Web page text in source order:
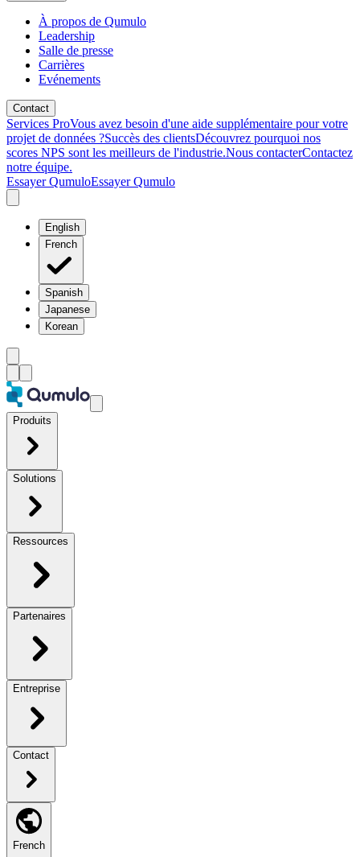
À propos de Qumulo
Leadership
Salle de presse
Carrières
Evénements
Contact
Services ProVous avez besoin d'une aide supplémentaire pour votre
projet de données ?Succès des clientsDécouvrez pourquoi nos
scores NPS sont les meilleurs de l'industrie.Nous contacterContactez
notre équipe.
Essayer QumuloEssayer Qumulo
English
French
Spanish
Japanese
Korean
Produits
Solutions
Ressources
Partenaires
Entreprise
Contact
French